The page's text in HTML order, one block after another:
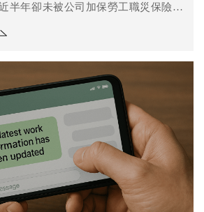
半年卻未被公司加保勞工職災保險，
一次性和解書」。對此，公司回應否